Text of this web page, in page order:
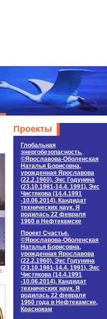
Проекты
Глобальная
энергобезопасность.
©Ярославова-Оболенская
Наталья Борисовна,
урожденная Ярославова
(22.2.1960). Экс Годунина
(23.10.1981-14.4. 1991). Экс
Чистякова (14.4.1991
-10.06.2014). Кандидат
технических наук. Я
родилась 22 февраля
1960 в Нефтекамске
Проект Счастье.
©Ярославова-Оболенская
Наталья Борисовна,
урожденная Ярославова
(22.2.1960). Экс Годунина
(23.10.1981-14.4. 1991). Экс
Чистякова (14.4.1991
-10.06.2014). Кандидат
технических наук. Я
родилась 22 февраля
1960 года в Нефтекамске,
Краснокам